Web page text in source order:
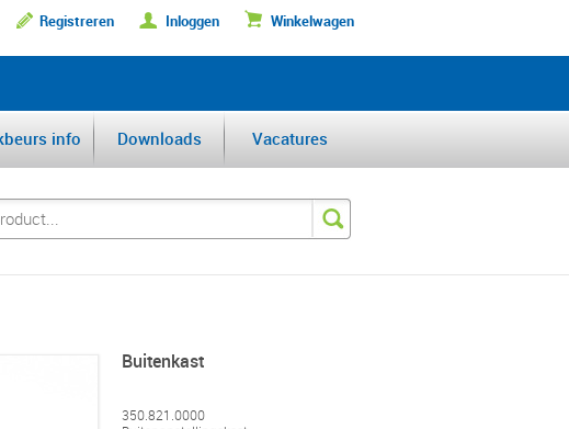
Registreren Inloggen Winkelwagen
VAN DE BENELUX
info Downloads Vacatures
Buitenkast
350.821.0000